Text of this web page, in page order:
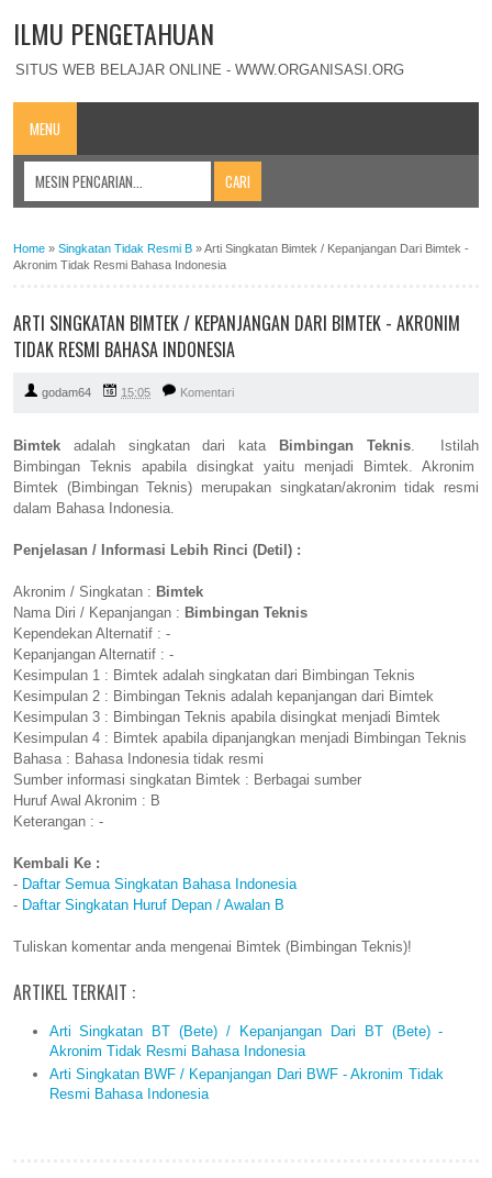
ILMU PENGETAHUAN
SITUS WEB BELAJAR ONLINE - WWW.ORGANISASI.ORG
MENU
Home » Singkatan Tidak Resmi B »Arti Singkatan Bimtek / Kepanjangan Dari Bimtek -
Akronim Tidak Resmi Bahasa Indonesia
ARTI SINGKATAN BIMTEK / KEPANJANGAN DARI BIMTEK - AKRONIM
TIDAK RESMI BAHASA INDONESIA
godam64 15:05 Komentari
Bimtek adalah singkatan dari kata Bimbingan Teknis. Istilah
Bimbingan Teknis apabila disingkat yaitu menjadi Bimtek. Akronim
Bimtek (Bimbingan Teknis) merupakan singkatan/akronim tidak resmi
dalam Bahasa Indonesia.
Penjelasan / Informasi Lebih Rinci (Detil) :
Akronim / Singkatan : Bimtek
Nama Diri / Kepanjangan : Bimbingan Teknis
Kependekan Alternatif : -
Kepanjangan Alternatif : -
Kesimpulan 1 : Bimtek adalah singkatan dari Bimbingan Teknis
Kesimpulan 2 : Bimbingan Teknis adalah kepanjangan dari Bimtek
Kesimpulan 3 : Bimbingan Teknis apabila disingkat menjadi Bimtek
Kesimpulan 4 : Bimtek apabila dipanjangkan menjadi Bimbingan Teknis
Bahasa : Bahasa Indonesia tidak resmi
Sumber informasi singkatan Bimtek : Berbagai sumber
Huruf Awal Akronim : B
Keterangan : -
Kembali Ke :
- Daftar Semua Singkatan Bahasa Indonesia
- Daftar Singkatan Huruf Depan / Awalan B
Tuliskan komentar anda mengenai Bimtek (Bimbingan Teknis)!
ARTIKEL TERKAIT :
Arti Singkatan BT (Bete) / Kepanjangan Dari BT (Bete) -
Akronim Tidak Resmi Bahasa Indonesia
Arti Singkatan BWF / Kepanjangan Dari BWF - Akronim Tidak
Resmi Bahasa Indonesia